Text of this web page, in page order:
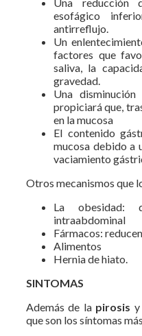
esofágico
antirreflujo.
Un
factores que
saliva, la
gravedad.
Una
propiciará que,
en la mucosa
El contenido
mucosa debido a
vaciamiento
Otros mecanismos que
La obesidad:
intraabdominal
Fármacos:
Alimentos
Hernia de hiato.
SINTOMAS
Además de la pirosis
que son los síntomas